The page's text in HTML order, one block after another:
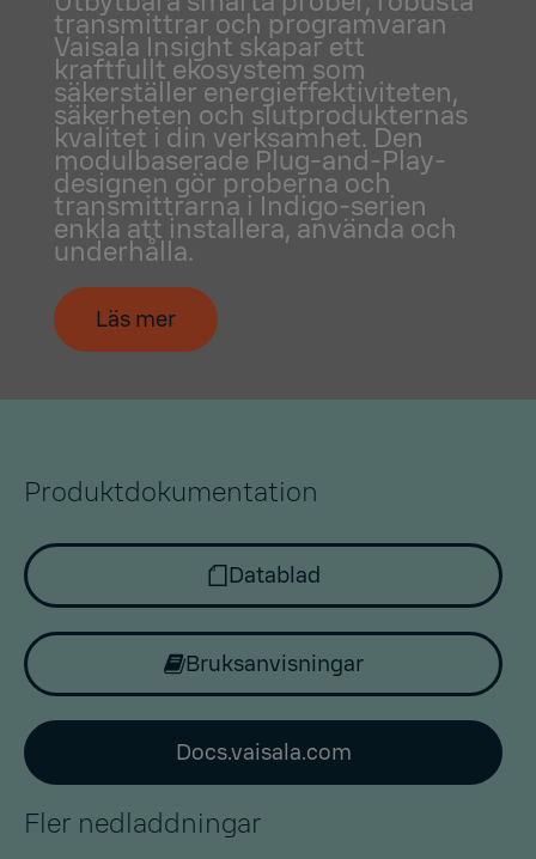
transmittrar och programvaran
Vaisala Insight skapar ett
kraftfullt ekosystem som
säkerställer energieffektiviteten,
säkerheten och slutprodukternas
kvalitet i din verksamhet. Den
modulbaserade Plug-and-Play-
designen gör proberna och
transmittrarna i Indigo-serien
enkla att installera, använda och
underhålla.
Läs mer
Produktdokumentation
Datablad
Bruksanvisningar
Docs.vaisala.com
Fler nedladdningar